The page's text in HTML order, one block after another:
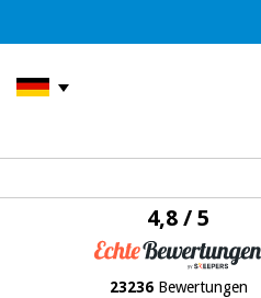
4,8 / 5
23236Bewertungen